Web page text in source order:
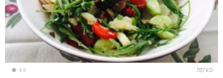
4.9 ЛЕГКО